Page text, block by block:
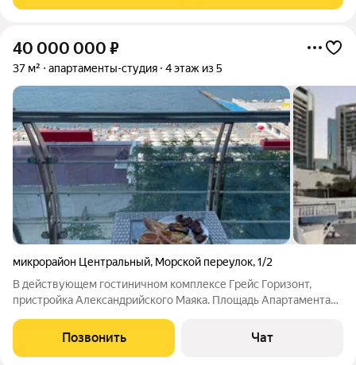
40 000 000 ₽
37 м² апартаменты-студия 4 этаж из 5
микрорайон Центральный, Морской переулок,1/2
В действующем гостиничном комплексе Грейс Горизонт,
пристройка Александрийского Маяка. Площадь Апартамента
пляж сочи. Мор порт. Маяк. до моря 50 м. Номер в отличном
состоянии, Ежегодный
Позвонить Чат